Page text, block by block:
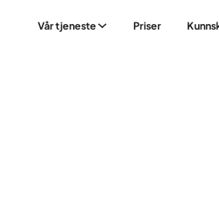
Vår tjeneste Priser